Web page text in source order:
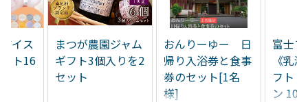
イス
ト16
まつが農園ジャム
ギフト3個入りを2
セット
おんりーゆー 日
帰り入浴券と食事
券のセット[1名
様]
富士
《乳
フト
ン